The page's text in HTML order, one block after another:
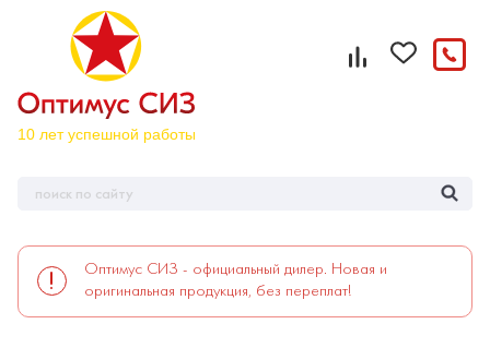
Оптимус СИЗ - официальный дилер. Новая и
оригинальная продукция, без переплат!